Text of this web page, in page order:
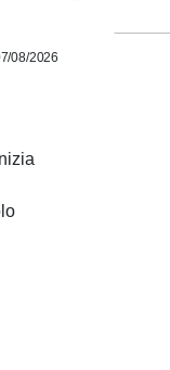
08/2026